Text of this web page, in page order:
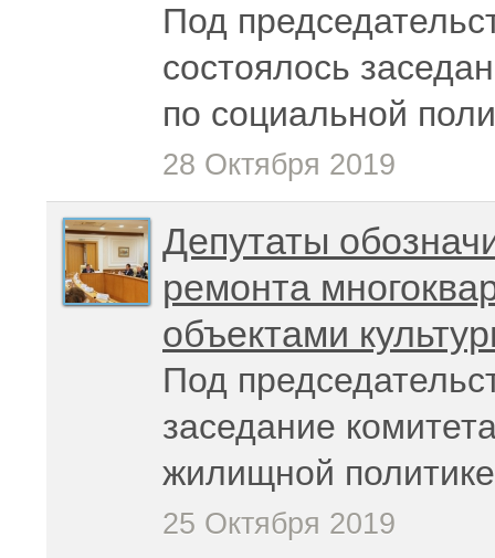
Под
состоялось
по социальной
28 Октября 2019
Депутаты
ремонта
объектами
Под
заседание
жилищной политике
25 Октября 2019